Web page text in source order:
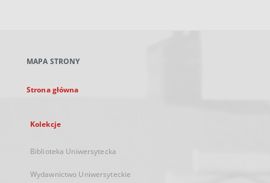
karcie
MAPA STRONY
Strona główna
Kolekcje
Biblioteka Uniwersytecka
Wydawnictwo Uniwersyteckie